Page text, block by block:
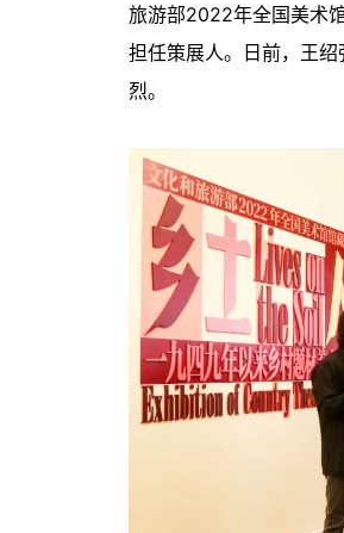
旅游部2022年全国美术
担任策展人。日前，王
烈。